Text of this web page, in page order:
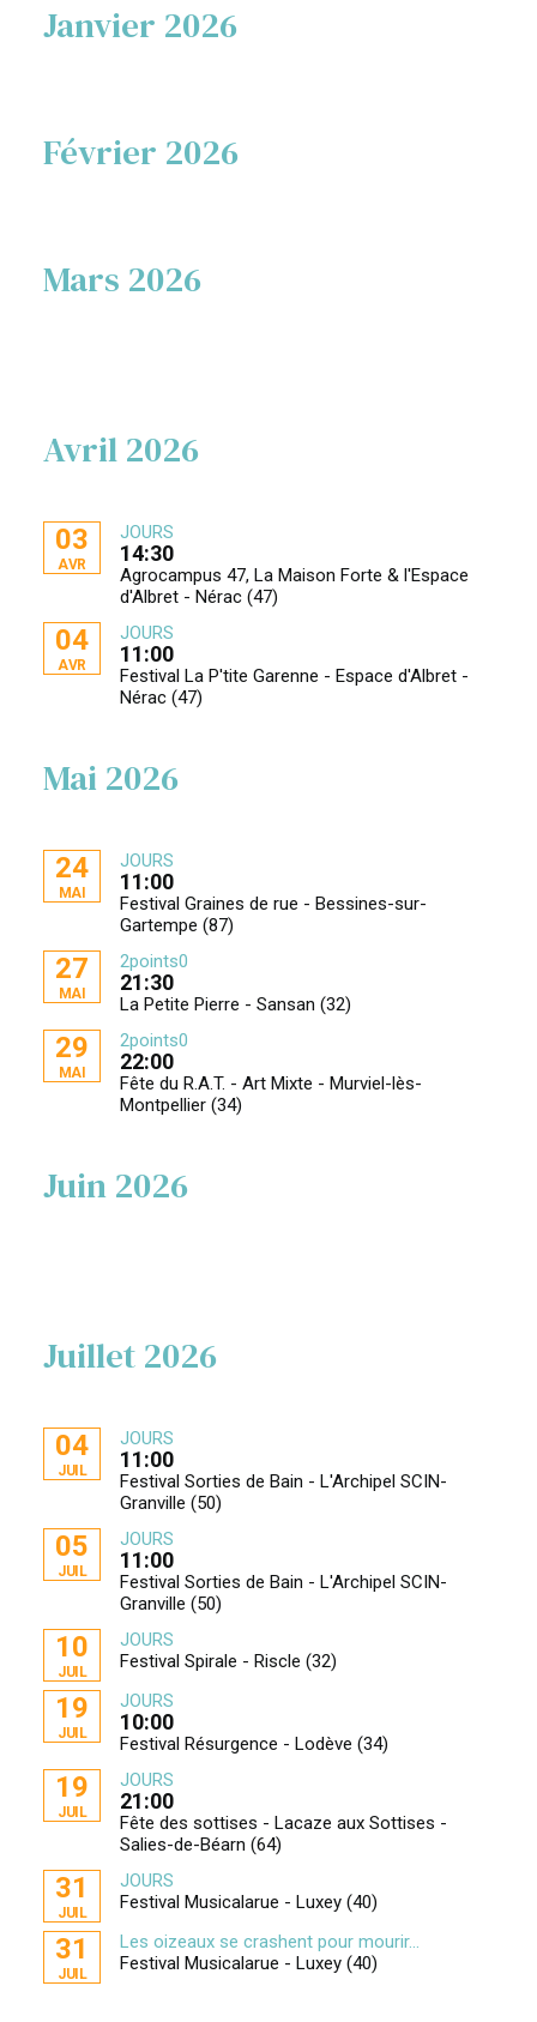
Janvier 2026
Février 2026
Mars 2026
Avril 2026
03
AVR
JOURS
14:30
Agrocampus 47, La Maison Forte & l'Espace
d'Albret - Nérac (47)
04
AVR
JOURS
11:00
Festival La P'tite Garenne - Espace d'Albret -
Nérac (47)
Mai 2026
24
MAI
JOURS
11:00
Festival Graines de rue - Bessines-sur-
Gartempe (87)
27
MAI
2points0
21:30
La Petite Pierre - Sansan (32)
29
MAI
2points0
22:00
Fête du R.A.T. - Art Mixte - Murviel-lès-
Montpellier (34)
Juin 2026
Juillet 2026
04
JUIL
JOURS
11:00
Festival Sorties de Bain - L'Archipel SCIN-
Granville (50)
05
JUIL
JOURS
11:00
Festival Sorties de Bain - L'Archipel SCIN-
Granville (50)
10
JUIL
JOURS
Festival Spirale - Riscle (32)
19
JUIL
JOURS
10:00
Festival Résurgence - Lodève (34)
19
JUIL
JOURS
21:00
Fête des sottises - Lacaze aux Sottises -
Salies-de-Béarn (64)
31
JUIL
JOURS
Festival Musicalarue - Luxey (40)
31
JUIL
Les oizeaux se crashent pour mourir...
Festival Musicalarue - Luxey (40)